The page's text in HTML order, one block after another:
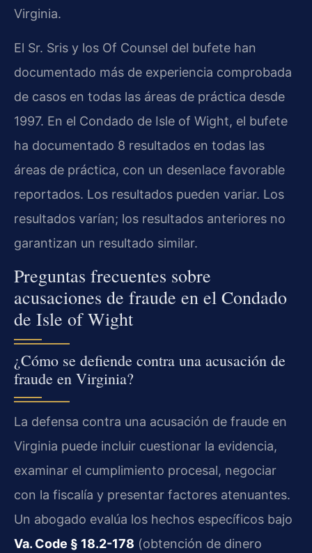
Virginia.
El Sr. Sris y los Of Counsel del bufete han
documentado más de experiencia comprobada
de casos en todas las áreas de práctica desde
1997. En el Condado de Isle of Wight, el bufete
ha documentado 8 resultados en todas las
áreas de práctica, con un desenlace favorable
reportados. Los resultados pueden variar. Los
resultados varían; los resultados anteriores no
garantizan un resultado similar.
Preguntas frecuentes sobre
acusaciones de fraude en el Condado
de Isle of Wight
¿Cómo se defiende contra una acusación de
fraude en Virginia?
La defensa contra una acusación de fraude en
Virginia puede incluir cuestionar la evidencia,
examinar el cumplimiento procesal, negociar
con la fiscalía y presentar factores atenuantes.
Un abogado evalúa los hechos específicos bajo
Va. Code § 18.2-178 (obtención de dinero